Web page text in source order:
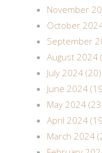
November
October
September
August 2024
July 2024 (20)
June 2024
May 2024
April 2024
March 2024